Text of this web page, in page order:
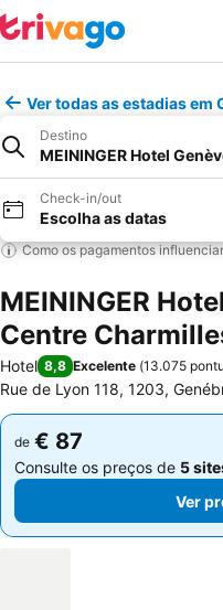
Ver todas as estadias em
Destino
MEININGER Hotel
Check-in/out
Escolha as datas
Como os pagamentos
MEININGER
Centre
Hotel 8,8 Excelente (13.075
Rue de Lyon 118, 1203,
de € 87
Consulte os preços de 5
de € 87
Consulte os preços de 5
Ver